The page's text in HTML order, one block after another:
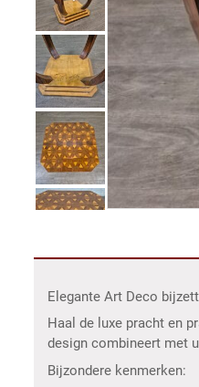
Elegante Art Deco
Haal de luxe pracht en
design combineert met
Bijzondere kenmerken: